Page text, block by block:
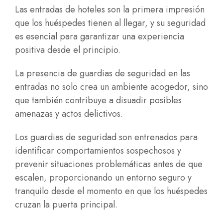
Las entradas de hoteles son la primera impresión
que los huéspedes tienen al llegar, y su seguridad
es esencial para garantizar una experiencia
positiva desde el principio.
La presencia de guardias de seguridad en las
entradas no solo crea un ambiente acogedor, sino
que también contribuye a disuadir posibles
amenazas y actos delictivos.
Los guardias de seguridad son entrenados para
identificar comportamientos sospechosos y
prevenir situaciones problemáticas antes de que
escalen, proporcionando un entorno seguro y
tranquilo desde el momento en que los huéspedes
cruzan la puerta principal.